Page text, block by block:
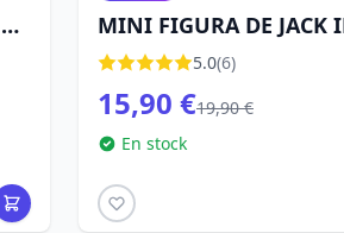
MINI FIGURA DE JACK
BOX - DISNEY
5.0(6)
15,90 €19,90 €
En stock